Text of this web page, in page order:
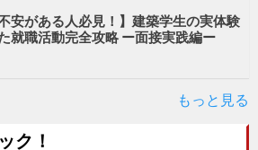
不安がある人必見！】建築学生の実体験
就職活動完全攻略 ー面接実践編ー
もっと見る
ク！